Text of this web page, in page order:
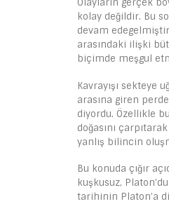
Olayların gerçek
kolay değildir. Bu
devam
arasındaki ilişki
biçimde meşgul
Kavrayışı sekteye
arasına giren
diyordu. Özellikle
doğasını
yanlış bilincin
Bu konuda çığır
kuşkusuz,
tarihinin Platon’a